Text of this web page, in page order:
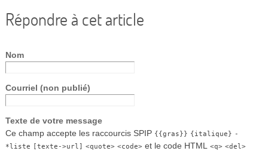
Répondre à cet article
Nom
Courriel (non publié)
Texte de votre message
Ce champ accepte les raccourcis SPIP {{gras}} {italique} -
*liste [texte->url] <quote> <code>et le code HTML <q> <del>